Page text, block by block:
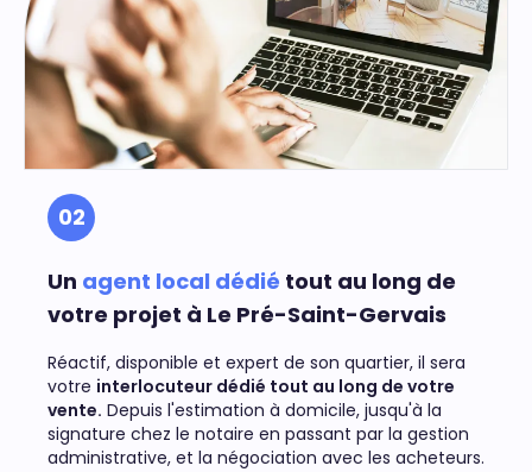
02
Un agent local dédié tout au long de
votre projet à Le Pré-Saint-Gervais
Réactif, disponible et expert de son quartier, il sera
votre interlocuteur dédié tout au long de votre
vente. Depuis l'estimation à domicile, jusqu'à la
signature chez le notaire en passant par la gestion
administrative, et la négociation avec les acheteurs.